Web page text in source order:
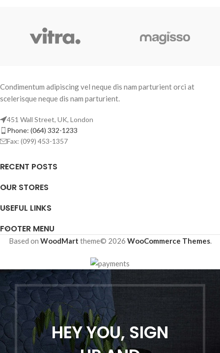
Condimentum adipiscing vel neque dis nam parturient orci at
scelerisque neque dis nam parturient.
451 Wall Street, UK, London
Phone: (064) 332-1233
Fax: (099) 453-1357
RECENT POSTS
OUR STORES
USEFUL LINKS
FOOTER MENU
Based on WoodMart theme© 2026 WooCommerce Themes.
HEY YOU, SIGN